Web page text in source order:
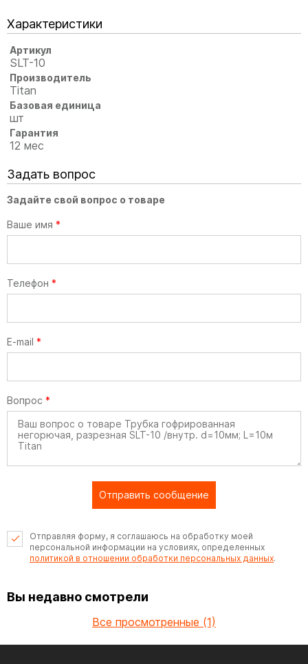
Характеристики
Артикул
SLT-10
Производитель
Titan
Базовая единица
шт
Гарантия
12 мес
Задать вопрос
Задайте свой вопрос о товаре
Ваше имя *
Телефон *
E-mail *
Вопрос *
Отправить сообщение
Отправляя форму, я соглашаюсь на обработку моей
персональной информации на условиях, определенных
политикой в отношении обработки персональных данных.
Вы недавно смотрели
Все просмотренные (1)